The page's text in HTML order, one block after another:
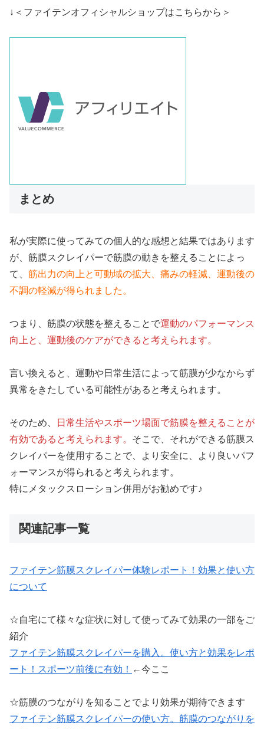
↓＜ファイテンオフィシャルショップはこちらから＞
まとめ
私が実際に使ってみての個人的な感想と結果ではあります
が、筋膜スクレイパーで筋膜の動きを整えることによっ
て、 筋出力の向上と可動域の拡大、痛みの軽減、運動後の
不調の軽減が得られました。
つまり、筋膜の状態を整えることで運動のパフォーマンス
向上と、運動後のケアができると考えられます。
言い換えると、運動や日常生活によって筋膜が少なからず
異常をきたしている可能性があると考えられます。
そのため、
日常生活やスポーツ場面で筋膜を整えることが
有効であると考えられます。 そこで、それができる筋膜ス
クレイパーを使用することで、より安全に、より良いパフ
ォーマンスが得られると考えられます。
特にメタックスローション併用がお勧めです♪
関連記事一覧
ファイテン筋膜スクレイパー体験レポート！効果と使い方
について
☆自宅にて様々な症状に対して使ってみて効果の一部をご
紹介
ファイテン筋膜スクレイパーを購入。使い方と効果をレポ
ート！スポーツ前後に有効！ ←今ここ
☆筋膜のつながりを知ることでより効果が期待できます
ファイテン筋膜スクレイパーの使い方。筋膜のつながりを